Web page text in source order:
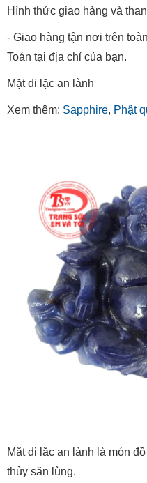
Hình thức giao hàng và
- Giao hàng tận nơi trên
Toán tại địa chỉ của bạn.
Mặt di lặc an lành
Xem thêm: Sapphire, Phật
Mặt di lặc an lành là món
thủy săn lùng.